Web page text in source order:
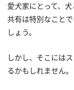
愛犬家にとって、
共有は特別なこと
しょう。
しかし、そこには
るかもしれません。